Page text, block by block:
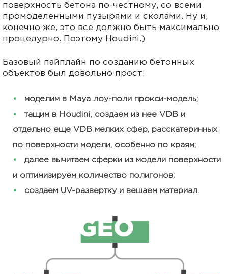
поверхность бетона по-честному, со всеми
промоделенными пузырями и сколами. Ну и,
конечно же, это все должно быть максимально
процедурно. Поэтому Houdini.)
Базовый пайплайн по созданию бетонных
объектов был довольно прост:
моделим в Maya лоу-поли прокси-модель;
тащим в Houdini, создаем из нее VDB и
отдельно еще VDB мелких сфер, расскатеринных
по поверхности модели, особенно по краям;
далее вычитаем сферки из модели поверхности
и оптимизируем количество полигонов;
создаем UV-развертку и вешаем материал.